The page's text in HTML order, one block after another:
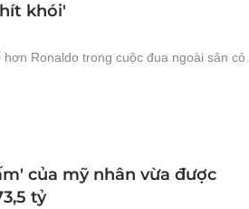
khói'
Ronaldo trong cuộc đua ngoài sân cỏ.
của mỹ nhân vừa được
tỷ